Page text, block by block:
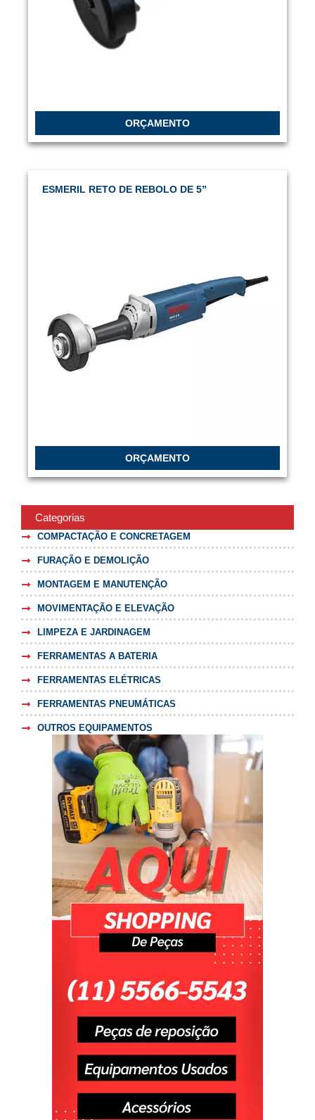
ORÇAMENTO
ESMERIL RETO DE REBOLO DE 5”
ORÇAMENTO
Categorias
COMPACTAÇÃO E CONCRETAGEM
FURAÇÃO E DEMOLIÇÃO
MONTAGEM E MANUTENÇÃO
MOVIMENTAÇÃO E ELEVAÇÃO
LIMPEZA E JARDINAGEM
FERRAMENTAS A BATERIA
FERRAMENTAS ELÉTRICAS
FERRAMENTAS PNEUMÁTICAS
OUTROS EQUIPAMENTOS